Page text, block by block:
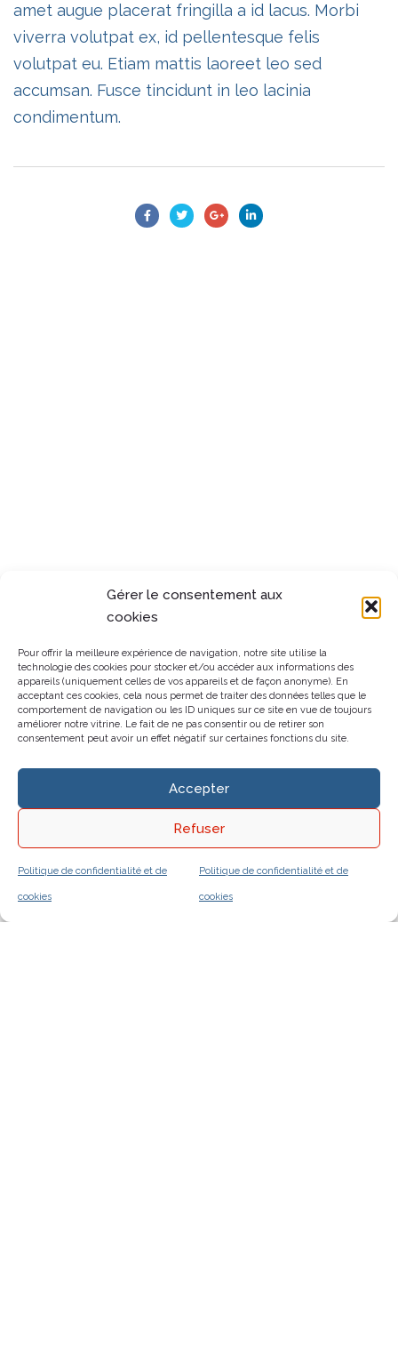
Gérer le consentement aux
cookies
Pour offrir la meilleure expérience de navigation, notre site utilise la
technologie des cookies pour stocker et/ou accéder aux informations des
appareils (uniquement celles de vos appareils et de façon anonyme). En
acceptant ces cookies, cela nous permet de traiter des données telles que le
comportement de navigation ou les ID uniques sur ce site en vue de toujours
améliorer notre vitrine. Le fait de ne pas consentir ou de retirer son
consentement peut avoir un effet négatif sur certaines fonctions du site.
Accepter
Refuser
Politique de confidentialité et de
cookies
Politique de confidentialité et de
cookies
amet augue placerat fringilla a id lacus. Morbi
viverra volutpat ex, id pellentesque felis
volutpat eu. Etiam mattis laoreet leo sed
accumsan. Fusce tincidunt in leo lacinia
condimentum.